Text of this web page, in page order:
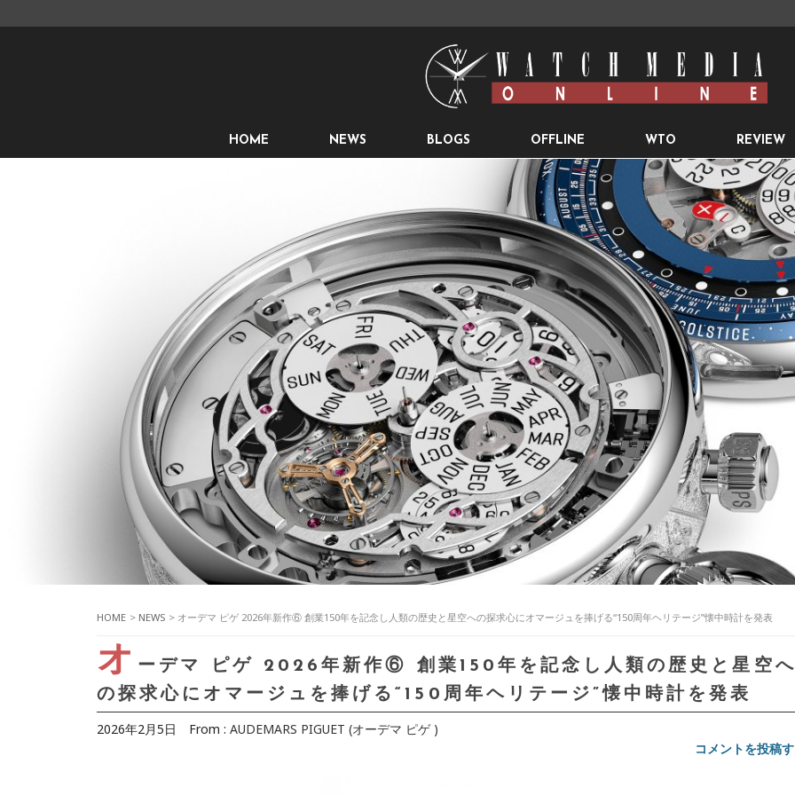
HOME NEWS BLOGS OFFLINE WTO REVIEW
HOME > NEWS > オーデマ ピゲ 2026年新作⑥ 創業150年を記念し人類の歴史と星空への探求心にオマージュを捧げる“150周年ヘリテージ”懐中時計を発表
オ ーデマ ピゲ 2026年新作⑥ 創業150年を記念し人類の歴史と星空
の探求心にオマージュを捧げる“150周年ヘリテージ”懐中時計を発表
2026年2月5日 From : AUDEMARS PIGUET (オーデマ ピゲ )
コメントを投稿